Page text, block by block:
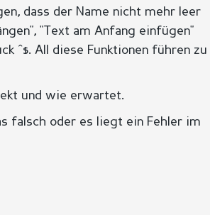
dass der Name nicht mehr leer
"Text am Anfang einfügen"
^$. All diese Funktionen führen zu
und wie erwartet.
falsch oder es liegt ein Fehler im